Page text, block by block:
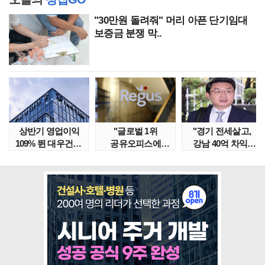
"30만원 돌려줘" 머리 아픈 단기임대
보증금 분쟁 막..
상반기 영업이익
109% 뛴 대우건설,
"글로벌 1위
공유오피스에
"경기 전세살고,
강남 40억 차익"